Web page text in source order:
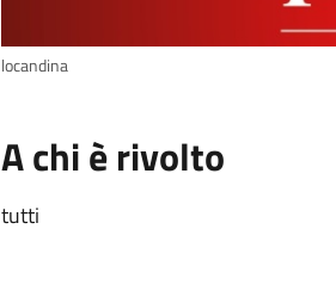
locandina
A chi è rivolto
tutti